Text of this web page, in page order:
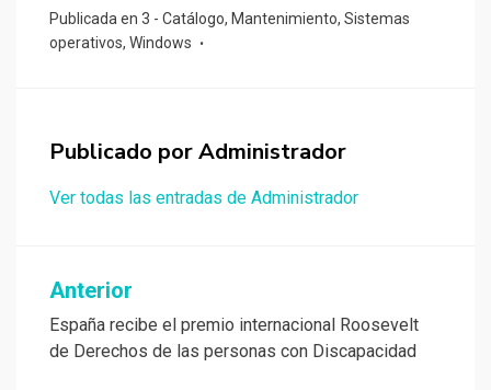
Publicada en 3 - Catálogo, Mantenimiento, Sistemas
operativos, Windows
Publicado porAdministrador
Ver todas las entradas de Administrador
Navegación
de
entradas
Anterior
España recibe el premio internacional Roosevelt
de Derechos de las personas con Discapacidad